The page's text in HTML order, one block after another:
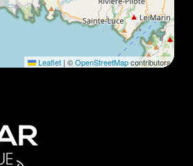
Leaflet | ©OpenStreetMapcontributors